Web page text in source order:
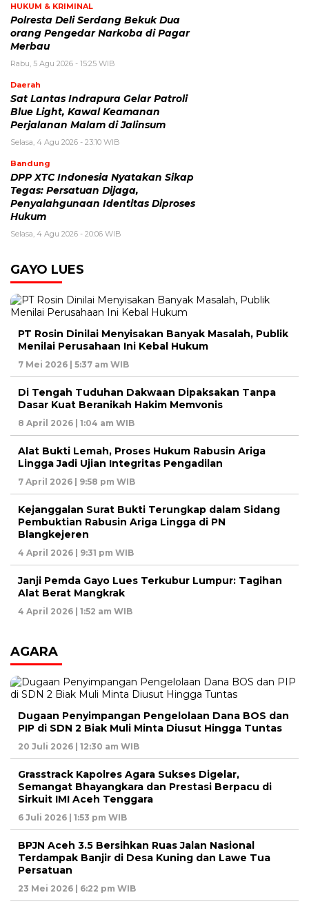
HUKUM & KRIMINAL
Polresta Deli Serdang Bekuk Dua
orang Pengedar Narkoba di Pagar
Merbau
Rabu, 5 Agu 2026 - 15:25 WIB
Daerah
Sat Lantas Indrapura Gelar Patroli
Blue Light, Kawal Keamanan
Perjalanan Malam di Jalinsum
Selasa, 4 Agu 2026 - 23:10 WIB
Bandung
DPP XTC Indonesia Nyatakan Sikap
Tegas: Persatuan Dijaga,
Penyalahgunaan Identitas Diproses
Hukum
Selasa, 4 Agu 2026 - 20:06 WIB
GAYO LUES
PT Rosin Dinilai Menyisakan Banyak Masalah, Publik
Menilai Perusahaan Ini Kebal Hukum
7 Mei 2026 | 5:37 am WIB
Di Tengah Tuduhan Dakwaan Dipaksakan Tanpa
Dasar Kuat Beranikah Hakim Memvonis
8 April 2026 | 1:04 am WIB
Alat Bukti Lemah, Proses Hukum Rabusin Ariga
Lingga Jadi Ujian Integritas Pengadilan
7 April 2026 | 9:58 pm WIB
Kejanggalan Surat Bukti Terungkap dalam Sidang
Pembuktian Rabusin Ariga Lingga di PN
Blangkejeren
4 April 2026 | 9:31 pm WIB
Janji Pemda Gayo Lues Terkubur Lumpur: Tagihan
Alat Berat Mangkrak
4 April 2026 | 1:52 am WIB
AGARA
Dugaan Penyimpangan Pengelolaan Dana BOS dan
PIP di SDN 2 Biak Muli Minta Diusut Hingga Tuntas
20 Juli 2026 | 12:30 am WIB
Grasstrack Kapolres Agara Sukses Digelar,
Semangat Bhayangkara dan Prestasi Berpacu di
Sirkuit IMI Aceh Tenggara
6 Juli 2026 | 1:53 pm WIB
BPJN Aceh 3.5 Bersihkan Ruas Jalan Nasional
Terdampak Banjir di Desa Kuning dan Lawe Tua
Persatuan
23 Mei 2026 | 6:22 pm WIB